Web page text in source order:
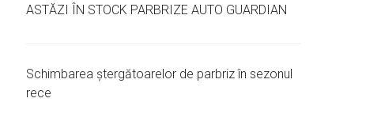
ASTĂZI ÎN STOCK PARBRIZE AUTO GUARDIAN
Schimbarea ștergătoarelor de parbriz în sezonul
rece